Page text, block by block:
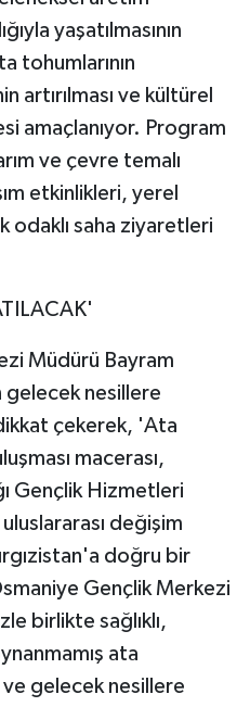
yaşatılmasının
tohumlarının
artırılması ve kültürel
amaçlanıyor. Program
ve çevre temalı
etkinlikleri, yerel
odaklı saha ziyaretleri
Müdürü Bayram
gelecek nesillere
çekerek, 'Ata
macerası,
Gençlik Hizmetleri
değişim
doğru bir
Gençlik Merkezi
birlikte sağlıklı,
ata
ve gelecek nesillere